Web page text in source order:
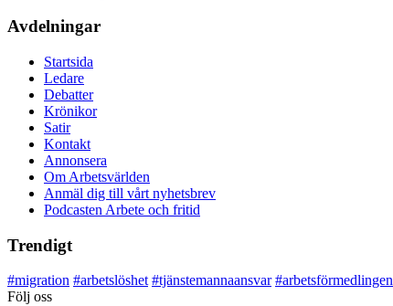
Avdelningar
Startsida
Ledare
Debatter
Krönikor
Satir
Kontakt
Annonsera
Om Arbetsvärlden
Anmäl dig till vårt nyhetsbrev
Podcasten Arbete och fritid
Trendigt
#migration #arbetslöshet #tjänstemannaansvar #arbetsförmedlingen
Följ oss